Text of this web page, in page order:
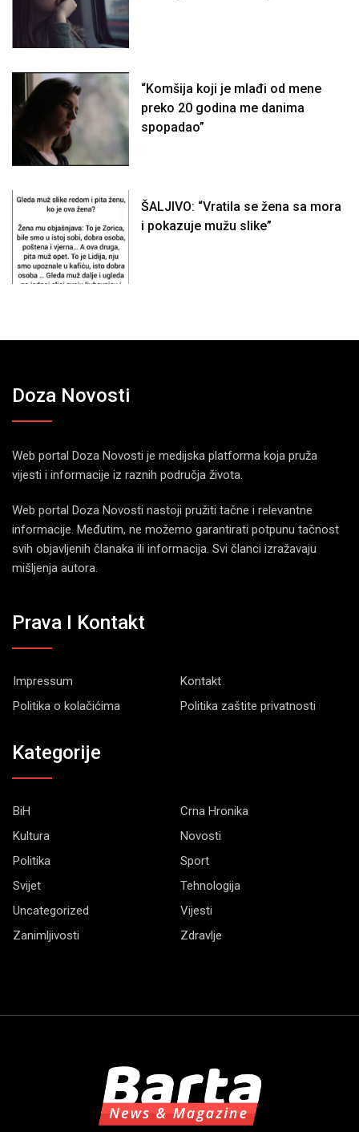
“Komšija koji je mlađi od mene
preko 20 godina me danima
spopadao”
ŠALJIVO: “Vratila se žena sa mora
i pokazuje mužu slike”
Doza Novosti
Web portal Doza Novosti je medijska platforma koja pruža
vijesti i informacije iz raznih područja života.
Web portal Doza Novosti nastoji pružiti tačne i relevantne
informacije. Međutim, ne možemo garantirati potpunu tačnost
svih objavljenih članaka ili informacija. Svi članci izražavaju
mišljenja autora.
Prava I Kontakt
Impressum
Kontakt
Politika o kolačićima
Politika zaštite privatnosti
Kategorije
BiH
Crna Hronika
Kultura
Novosti
Politika
Sport
Svijet
Tehnologija
Uncategorized
Vijesti
Zanimljivosti
Zdravlje